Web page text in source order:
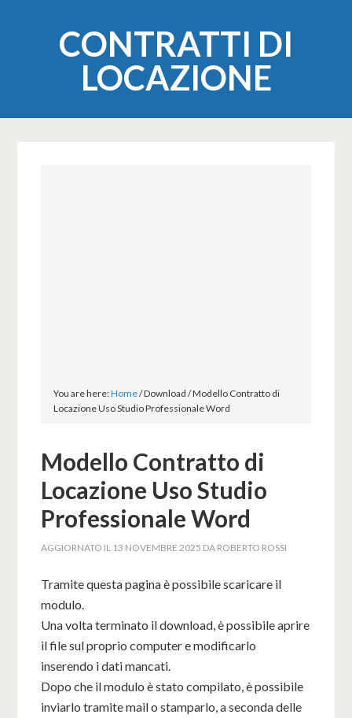
CONTRATTI DI
LOCAZIONE
You are here:Home/Download/Modello Contratto di
Locazione Uso Studio Professionale Word
Modello Contratto di
Locazione Uso Studio
Professionale Word
AGGIORNATO IL 13 NOVEMBRE 2025 DA ROBERTO ROSSI
Tramite questa pagina è possibile scaricare il
modulo.
Una volta terminato il download, è possibile aprire
il file sul proprio computer e modificarlo
inserendo i dati mancati.
Dopo che il modulo è stato compilato, è possibile
inviarlo tramite mail o stamparlo, a seconda delle